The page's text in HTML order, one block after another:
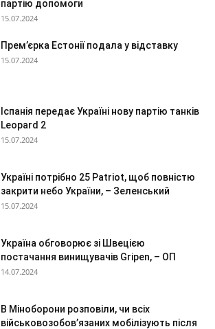
партію допомоги
15.07.2024
Прем’єрка Естонії подала у відставку
15.07.2024
Іспанія передає Україні нову партію танків
Leopard 2
15.07.2024
Україні потрібно 25 Patriot, щоб повністю
закрити небо України, – Зеленський
15.07.2024
Україна обговорює зі Швецією
постачання винищувачів Gripen, – ОП
14.07.2024
В Міноборони розповіли, чи всіх
військовозобов’язаних мобілізують після